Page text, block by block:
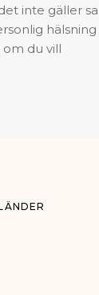
inte gäller
du vill